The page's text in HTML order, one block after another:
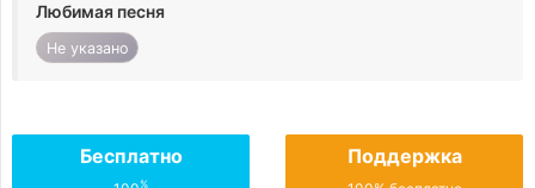
Любимая песня
Не указано
Бесплатно
%
Поддержка